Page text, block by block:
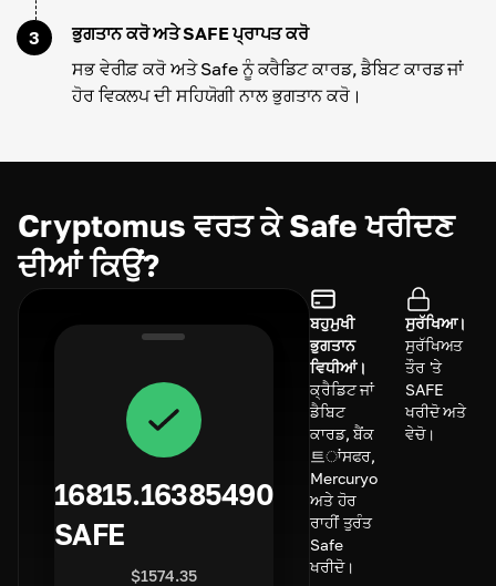
3
ਭੁਗਤਾਨ ਕਰੋ ਅਤੇ SAFE ਪ੍ਰਾਪਤ ਕਰੋ
ਸਭ ਵੇਰੀਫ਼ ਕਰੋ ਅਤੇ Safe ਨੂੰ ਕਰੈਡਿਟ ਕਾਰਡ, ਡੈਬਿਟ ਕਾਰਡ ਜਾਂ
ਹੋਰ ਵਿਕਲਪ ਦੀ ਸਹਿਯੋਗੀ ਨਾਲ ਭੁਗਤਾਨ ਕਰੋ।
Cryptomus ਵਰਤ ਕੇ Safe ਖਰੀਦਣ
ਦੀਆਂ ਕਿਉਂ?
16815.16385490
SAFE
$1574.35
ਬਹੁਮੁਖੀ
ਭੁਗਤਾਨ
ਵਿਧੀਆਂ।
ਕ੍ਰੈਡਿਟ ਜਾਂ
ਡੈਬਿਟ
ਕਾਰਡ, ਬੈਂਕ
트ਾਂਸਫਰ,
Mercuryo
ਅਤੇ ਹੋਰ
ਰਾਹੀਂ ਤੁਰੰਤ
Safe
ਖਰੀਦੋ।
ਸੁਰੱਖਿਆ।
ਸੁਰੱਖਿਅਤ
ਤੌਰ 'ਤੇ
SAFE
ਖਰੀਦੋ ਅਤੇ
ਵੇਚੋ।